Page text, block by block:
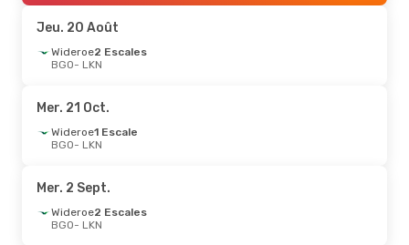
Wideroe2 Escales
LKN- BGO
Mer. 26 Août
BGO- LKN
Wideroe2 Escales
LKN- BGO
Jeu. 20 Août
Wideroe2 Escales
BGO- LKN
Mer. 21 Oct.
Wideroe1 Escale
BGO- LKN
Mer. 2 Sept.
Wideroe2 Escales
BGO- LKN